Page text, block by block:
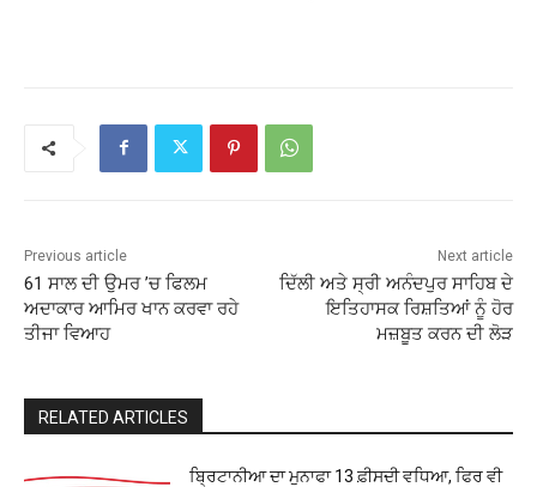
Previous article
61 ਸਾਲ ਦੀ ਉਮਰ ’ਚ ਫਿਲਮ
ਅਦਾਕਾਰ ਆਮਿਰ ਖਾਨ ਕਰਵਾ ਰਹੇ
ਤੀਜਾ ਵਿਆਹ
Next article
ਦਿੱਲੀ ਅਤੇ ਸ੍ਰੀ ਅਨੰਦਪੁਰ ਸਾਹਿਬ ਦੇ
ਇਤਿਹਾਸਕ ਰਿਸ਼ਤਿਆਂ ਨੂੰ ਹੋਰ
ਮਜ਼ਬੂਤ ਕਰਨ ਦੀ ਲੋੜ
RELATED ARTICLES
ਬ੍ਰਿਟਾਨੀਆ ਦਾ ਮੁਨਾਫਾ 13 ਫ਼ੀਸਦੀ ਵਧਿਆ, ਫਿਰ ਵੀ